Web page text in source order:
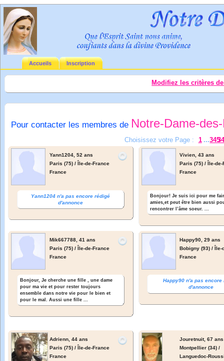
Accueils Inscription
Modifiez les critères
Pour contacter les membres de Notre-Dame-
Choisissez votre Page : 1 ...345
Yann1204, 52 ans
Paris (75) / Île-de-France
France
Yann1204 n'a pas encore rédigé
d'annonce
Vivien, 43 ans
Paris (75) / Île-de-
France
Bonjour! Je suis ici pour me
amies,et peut être bien aussi
rencontrer l’âme soeur. ...
Mik667788, 41 ans
Paris (75) / Île-de-France
France
Bonjour, Je cherche une fille , une dame
pour ma vie et pour rester toujours
ensemble dans notre vie pour le bien et
pour le mal. Aussi une fille ...
Happy90, 29 ans
Bobigny (93) / Île-
France
Happy90 n'a pas encore
d'annonce
Adrienn, 44 ans
Paris (75) / Île-de-France
France
Jouretnuit, 67 ans
Montpellier (34) /
Languedoc-